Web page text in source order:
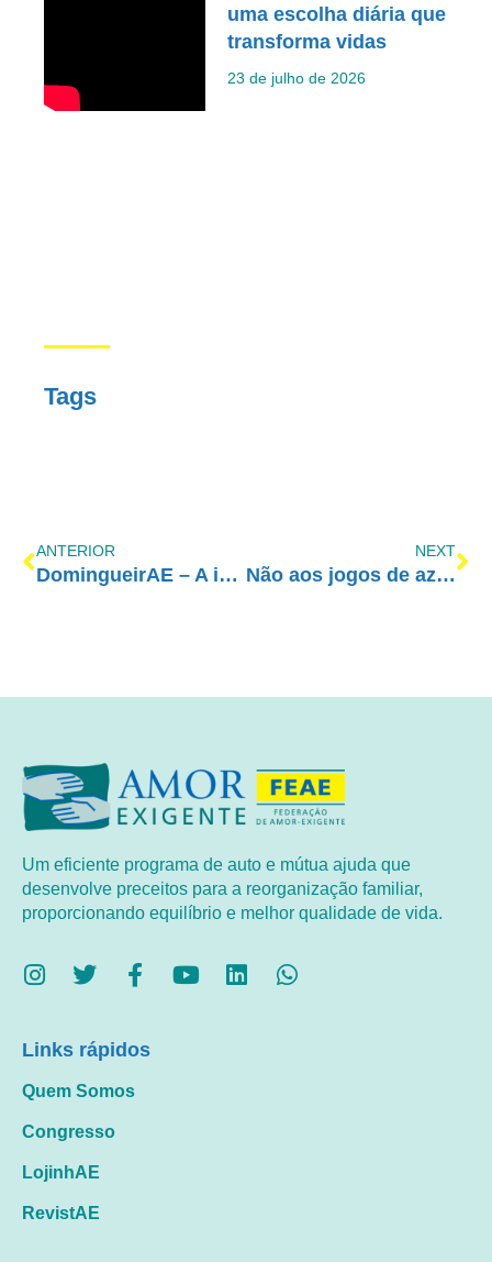
uma escolha diária que
transforma vidas
23 de julho de 2026
Tags
ANTERIOR
DomingueirAE – A importância de respeitar o semelhante: 1º Princípio Ético – Dignidade Humana
NEXT
Não aos jogos de azar no Brasil!
Um eficiente programa de auto e mútua ajuda que
desenvolve preceitos para a reorganização familiar,
proporcionando equilíbrio e melhor qualidade de vida.
Links rápidos
Quem Somos
Congresso
LojinhAE
RevistAE